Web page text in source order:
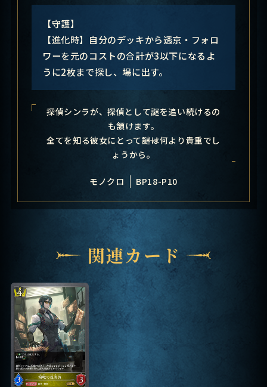
【守護】
【進化時】自分のデッキから透京・フォロ
ワーを元のコストの合計が3以下になるよ
うに2枚まで探し、場に出す。
探偵シンラが、探偵として謎を追い続けるの
も頷けます。
全てを知る彼女にとって――謎は何より貴重でし
ょうから。
モノクロ BP18-P10
関連カード